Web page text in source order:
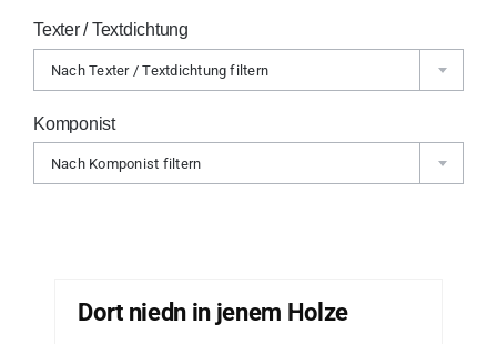
Dort niedn in jenem Holze
Texter / Textdichtung
Nach Texter / Textdichtung filtern
Komponist
Nach Komponist filtern